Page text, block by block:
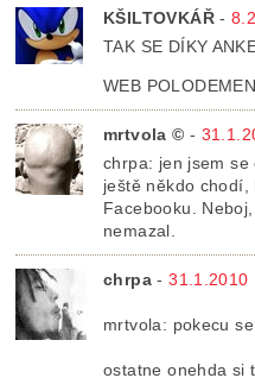
KŠILTOVKÁŘ-
TAK SE DÍKY
WEB
mrtvola © -
chrpa: jen jsem
ještě někdo chodí,
Facebooku.
nemazal.
chrpa -31.1.2010
mrtvola: pokecu
ostatne onehda si